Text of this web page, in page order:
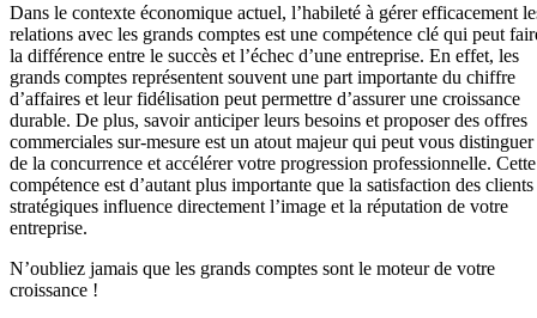
Dans le contexte économique actuel, l’habileté à gérer efficacement
relations avec les grands comptes est une compétence clé qui peut
la différence entre le succès et l’échec d’une entreprise. En effet, les
grands comptes représentent souvent une part importante du chiffre
d’affaires et leur fidélisation peut permettre d’assurer une croissance
durable. De plus, savoir anticiper leurs besoins et proposer des offres
commerciales sur-mesure est un atout majeur qui peut vous distinguer
de la concurrence et accélérer votre progression professionnelle. Cette
compétence est d’autant plus importante que la satisfaction des clients
stratégiques influence directement l’image et la réputation de votre
entreprise.
N’oubliez jamais que les grands comptes sont le moteur de votre
croissance !